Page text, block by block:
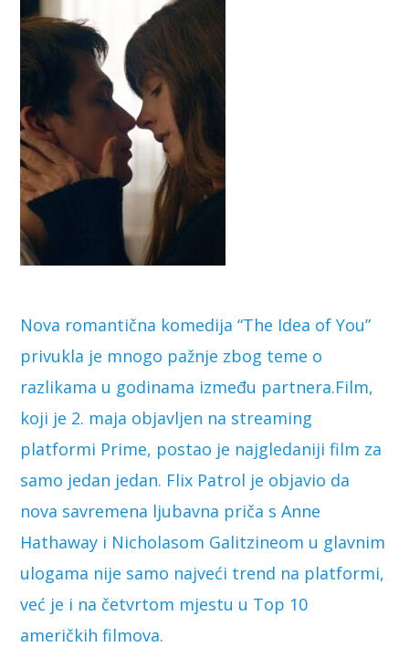
Nova romantična komedija “The Idea of You”
privukla je mnogo pažnje zbog teme o
razlikama u godinama između partnera.Film,
koji je 2. maja objavljen na streaming
platformi Prime, postao je najgledaniji film za
samo jedan jedan. Flix Patrol je objavio da
nova savremena ljubavna priča s Anne
Hathaway i Nicholasom Galitzineom u glavnim
ulogama nije samo najveći trend na platformi,
već je i na četvrtom mjestu u Top 10
američkih filmova.